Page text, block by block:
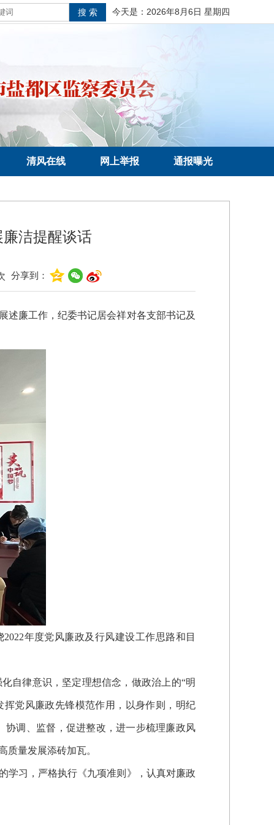
今天是： 2026年8月6日 星期四
清风在线 网上举报 通报曝光
洁提醒谈话
分享到：
述廉工作，纪委书记居会祥对各支部书记及
年度党风廉政及行风建设工作思路和目
自律意识，坚定理想信念，做政治上的“明
党风廉政先锋模范作用，以身作则，明纪
协调、监督，促进整改，进一步梳理廉政风
质量发展添砖加瓦。
学习，严格执行《九项准则》，认真对廉政